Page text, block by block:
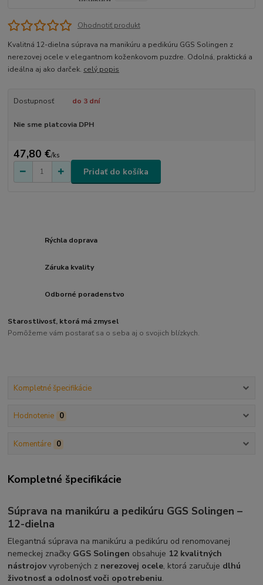
Ohodnotiť produkt
Kvalitná 12-dielna súprava na manikúru a pedikúru GGS Solingen z
nerezovej ocele v elegantnom koženkovom puzdre. Odolná, praktická a
ideálna aj ako darček. celý popis
Dostupnosť do 3 dní
Nie sme platcovia DPH
47,80 €/ks
Pridať do košíka
Rýchla doprava
Záruka kvality
Odborné poradenstvo
Starostlivosť, ktorá má zmysel
Pomôžeme vám postarať sa o seba aj o svojich blízkych.
Kompletné špecifikácie
Hodnotenie 0
Komentáre 0
Kompletné špecifikácie
Súprava na manikúru a pedikúru GGS Solingen –
12-dielna
Elegantná súprava na manikúru a pedikúru od renomovanej
nemeckej značky GGS Solingen obsahuje 12 kvalitných
nástrojovvyrobených z nerezovej ocele, ktorá zaručuje dlhú
životnosť a odolnosť voči opotrebeniu.